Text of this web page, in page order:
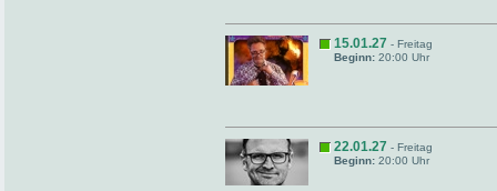
15.01.27 - Freitag
Beginn: 20:00 Uhr
22.01.27 - Freitag
Beginn: 20:00 Uhr